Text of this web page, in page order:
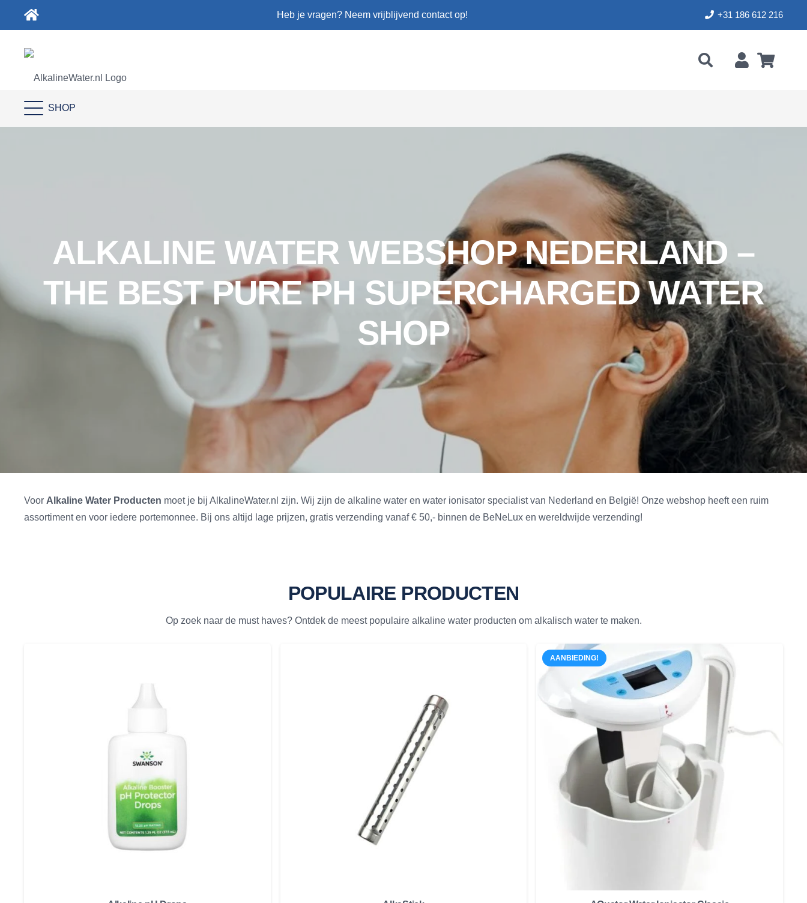
Heb je vragen? Neem vrijblijvend contact op! +31 186 612 216
SHOP
ALKALINE WATER WEBSHOP NEDERLAND –
THE BEST PURE PH SUPERCHARGED WATER
SHOP
Voor Alkaline Water Producten moet je bij AlkalineWater.nl zijn. Wij zijn de alkaline water en water ionisator specialist van Nederland en België! Onze webshop heeft een ruim
assortiment en voor iedere portemonnee. Bij ons altijd lage prijzen, gratis verzending vanaf € 50,- binnen de BeNeLux en wereldwijde verzending!
POPULAIRE PRODUCTEN
Op zoek naar de must haves? Ontdek de meest populaire alkaline water producten om alkalisch water te maken.
AANBIEDING!